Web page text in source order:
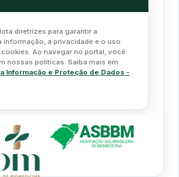
diretrizes para garantir a
informação, a privacidade e o uso
cookies. Ao navegar no portal, você
nossas políticas. Saiba mais em
Informação e Proteção de Dados -